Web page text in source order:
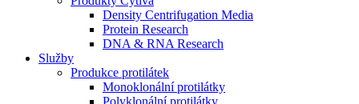
Density Centrifugation Media
Protein Research
DNA & RNA Research
Služby
Produkce protilátek
Monoklonální protilátky
Polyklonální protilátky